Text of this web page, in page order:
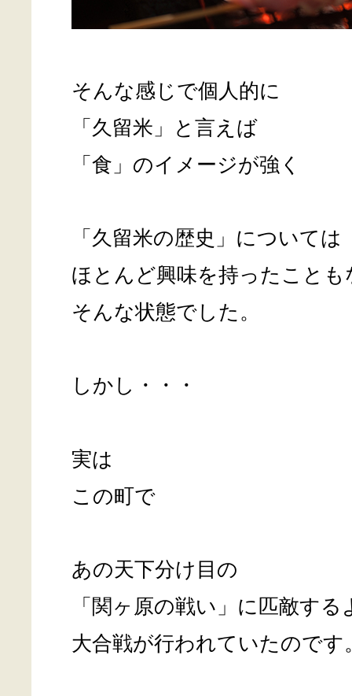
そんな感じで個人的に
「久留米」と言えば
「食」のイメージが強く
「久留米の歴史」については
ほとんど興味を持ったことも
そんな状態でした。
しかし・・・
実は
この町で
あの天下分け目の
「関ヶ原の戦い」に匹敵する
大合戦が行われていたのです